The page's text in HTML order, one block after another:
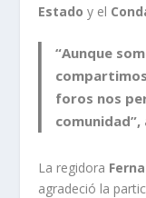
Estado y el
“Aunque
foros nos
La regidora
agradeció la